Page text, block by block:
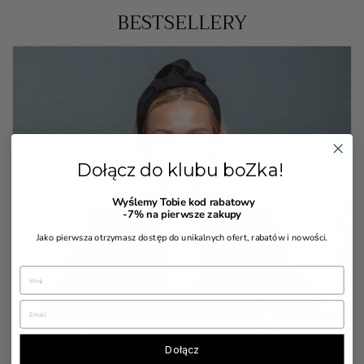
BESTSELLERY
Dołącz do klubu boZka!
Wyślemy Tobie kod rabatowy
-7%na pierwsze zakupy
Jako pierwsza otrzymasz dostęp do unikalnych ofert, rabatów i nowości.
Dołącz